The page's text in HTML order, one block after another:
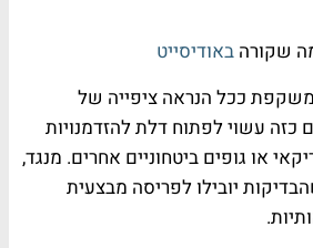
שקורה באודיסייט
ככל הנראה ציפייה של
עשוי לפתוח דלת להזדמנויות
או גופים ביטחוניים אחרים. מנגד,
יובילו לפריסה מבצעית